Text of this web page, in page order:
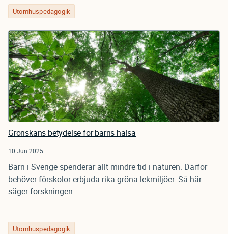
Utomhuspedagogik
Grönskans betydelse för barns hälsa
10 Jun 2025
Barn i Sverige spenderar allt mindre tid i naturen. Därför
behöver förskolor erbjuda rika gröna lekmiljöer. Så här
säger forskningen.
Utomhuspedagogik